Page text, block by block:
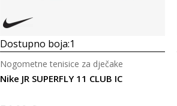
Dostupno boja:1
Nike JR SUPERFLY 11 CLUB IC
Nogometne tenisice za dječake